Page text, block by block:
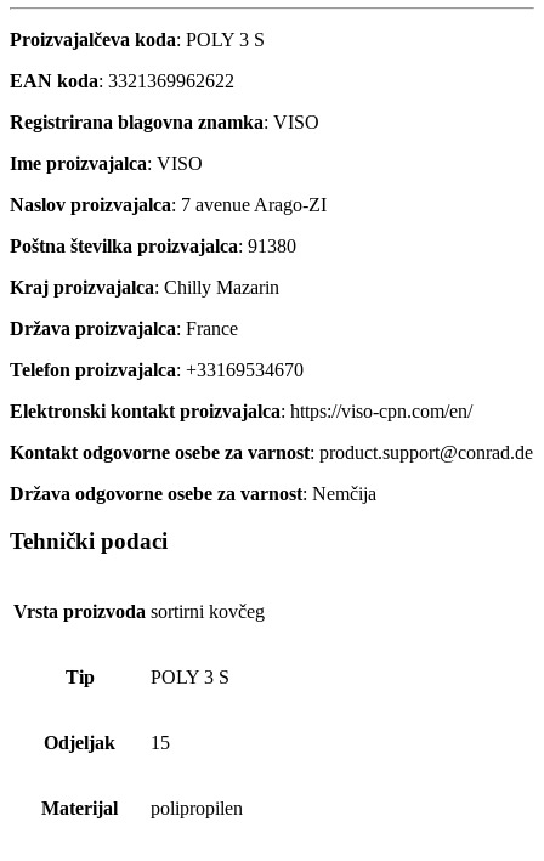
Proizvajalčeva koda: POLY 3 S
EAN koda: 3321369962622
Registrirana blagovna znamka: VISO
Ime proizvajalca: VISO
Naslov proizvajalca: 7 avenue Arago-ZI
Poštna številka proizvajalca: 91380
Kraj proizvajalca: Chilly Mazarin
Država proizvajalca: France
Telefon proizvajalca: +33169534670
Elektronski kontakt proizvajalca: https://viso-cpn.com/en/
Kontakt odgovorne osebe za varnost: product.support@conrad.de
Država odgovorne osebe za varnost: Nemčija
Tehnički podaci
Vrsta proizvoda sortirni kovčeg
Tip POLY 3 S
Odjeljak 15
Materijal polipropilen